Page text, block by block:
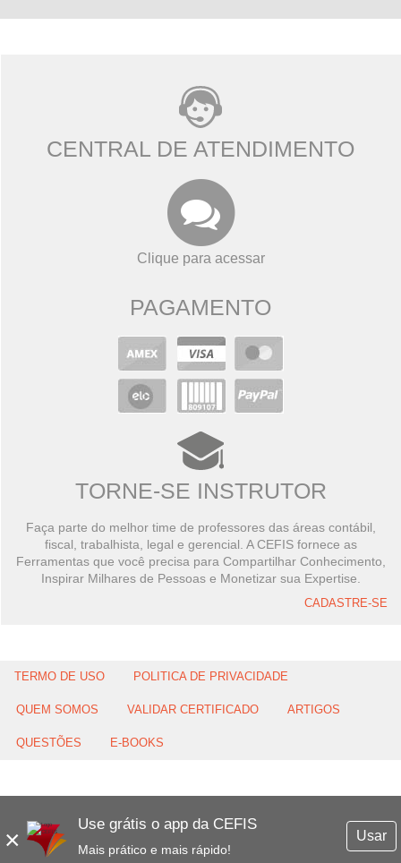
×
Use grátis o app da CEFIS
Mais prático e mais rápido!
Usar
CENTRAL DE ATENDIMENTO
Clique para acessar
PAGAMENTO
TORNE-SE INSTRUTOR
Faça parte do melhor time de professores das áreas contábil,
fiscal, trabalhista, legal e gerencial. A CEFIS fornece as
Ferramentas que você precisa para Compartilhar Conhecimento,
Inspirar Milhares de Pessoas e Monetizar sua Expertise.
CADASTRE-SE
TERMO DE USO POLITICA DE PRIVACIDADE
QUEM SOMOS VALIDAR CERTIFICADO ARTIGOS
QUESTÕES E-BOOKS